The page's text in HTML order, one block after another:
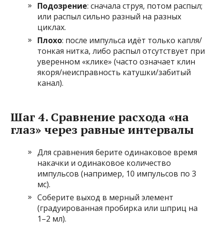
Подозрение: сначала струя, потом распыл;
или распыл сильно разный на разных
циклах.
Плохо: после импульса идёт только капля/
тонкая нитка, либо распыл отсутствует при
уверенном «клике» (часто означает клин
якоря/неисправность катушки/забитый
канал).
Шаг 4. Сравнение расхода «на
глаз» через равные интервалы
Для сравнения берите одинаковое время
накачки и одинаковое количество
импульсов (например, 10 импульсов по 3
мс).
Соберите выход в мерный элемент
(градуированная пробирка или шприц на
1–2 мл).